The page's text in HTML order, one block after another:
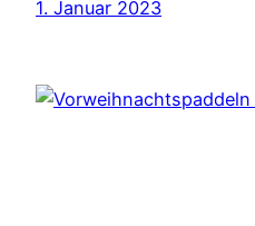
1. Januar 2023